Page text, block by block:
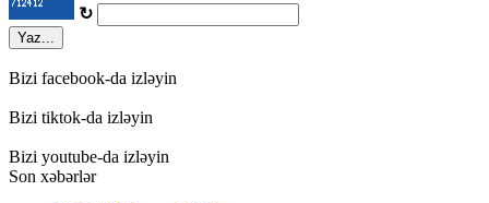
↻
Yaz...
Bizi facebook-da izləyin
Bizi tiktok-da izləyin
Bizi youtube-da izləyin
Son xəbərlər